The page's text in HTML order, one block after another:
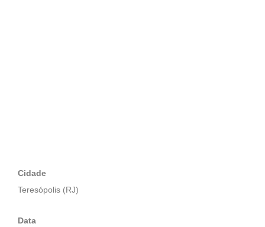
Cidade
Teresópolis (RJ)
Data